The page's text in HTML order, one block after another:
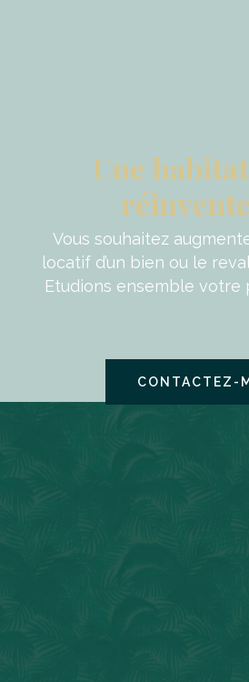
Une
Vous souhaitez
locatif d’un bien ou le
Etudions ensemble votre
CONTACTEZ-